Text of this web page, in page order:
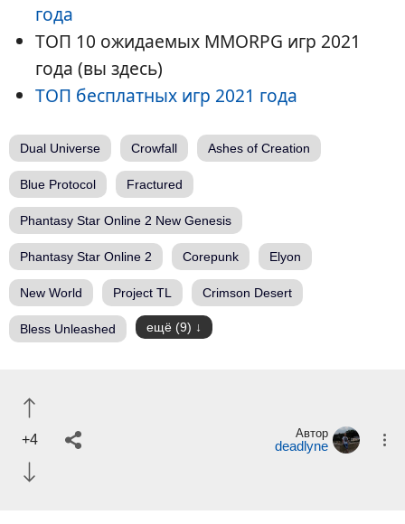
года
ТОП 10 ожидаемых MMORPG игр 2021
года (вы здесь)
ТОП бесплатных игр 2021 года
Dual Universe Crowfall Ashes of Creation
Blue Protocol Fractured
Phantasy Star Online 2 New Genesis
Phantasy Star Online 2 Corepunk Elyon
New World Project TL Crimson Desert
Bless Unleashed ещё (9)
+4 Автор
deadlyne